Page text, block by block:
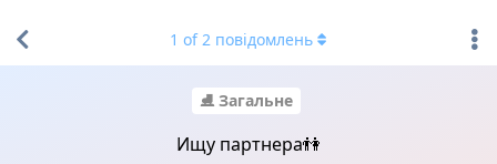
⛸ Загальне
Ищу партнера👫
1 of2 повідомлень